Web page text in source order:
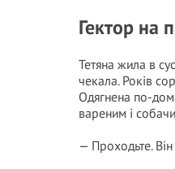
Гектор на
Тетяна жила в
чекала. Років
Одягнена по-
вареним і
— Проходьте. Він